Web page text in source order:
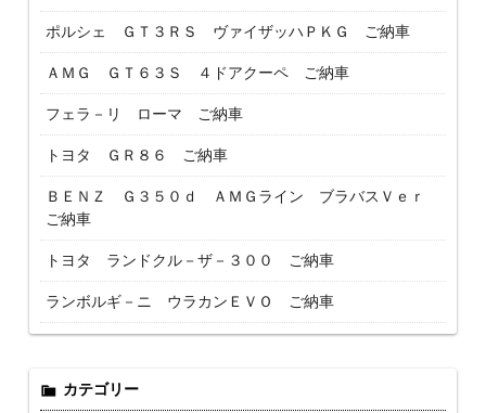
ポルシェ ＧＴ３ＲＳ ヴァイザッハＰＫＧ ご納車
ＡＭＧ ＧＴ６３Ｓ ４ドアクーペ ご納車
フェラ－リ ローマ ご納車
トヨタ ＧＲ８６ ご納車
ＢＥＮＺ Ｇ３５０ｄ ＡＭＧライン ブラバスＶｅｒ
ご納車
トヨタ ランドクル－ザ－３００ ご納車
ランボルギ－ニ ウラカンＥＶＯ ご納車
カテゴリー